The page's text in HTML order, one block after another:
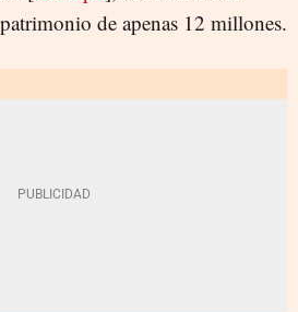
de apenas 12 millones.